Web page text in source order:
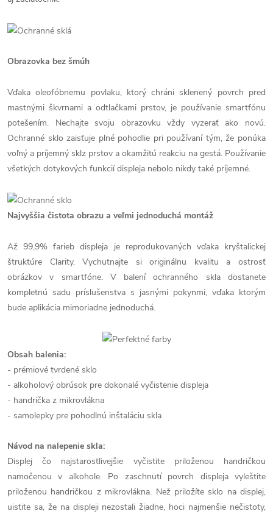
Obrazovka bez šmúh
Vďaka oleofóbnemu povlaku, ktorý chráni sklenený povrch pred
mastnými škvrnami a odtlačkami prstov, je používanie smartfónu
potešením. Nechajte svoju obrazovku vždy vyzerať ako novú.
Ochranné sklo zaisťuje plné pohodlie pri používaní tým, že ponúka
voľný a príjemný sklz prstov a okamžitú reakciu na gestá. Používanie
všetkých dotykových funkcií displeja nebolo nikdy také príjemné.
Najvyššia čistota obrazu a veľmi jednoduchá montáž
Až 99,9% farieb displeja je reprodukovaných vďaka kryštalickej
štruktúre Clarity. Vychutnajte si originálnu kvalitu a ostrosť
obrázkov v smartfóne. V balení ochranného skla dostanete
kompletnú sadu príslušenstva s jasnými pokynmi, vďaka ktorým
bude aplikácia mimoriadne jednoduchá.
Obsah balenia:
- prémiové tvrdené sklo
- alkoholový obrúsok pre dokonalé vyčistenie displeja
- handrička z mikrovlákna
- samolepky pre pohodlnú inštaláciu skla
Návod na nalepenie skla:
Displej čo najstarostlivejšie vyčistite priloženou handričkou
namočenou v alkohole. Po zaschnutí povrch displeja vyleštite
priloženou handričkou z mikrovlákna. Než priložíte sklo na displej,
uistite sa, že na displeji nezostali žiadne, hoci najmenšie nečistoty,